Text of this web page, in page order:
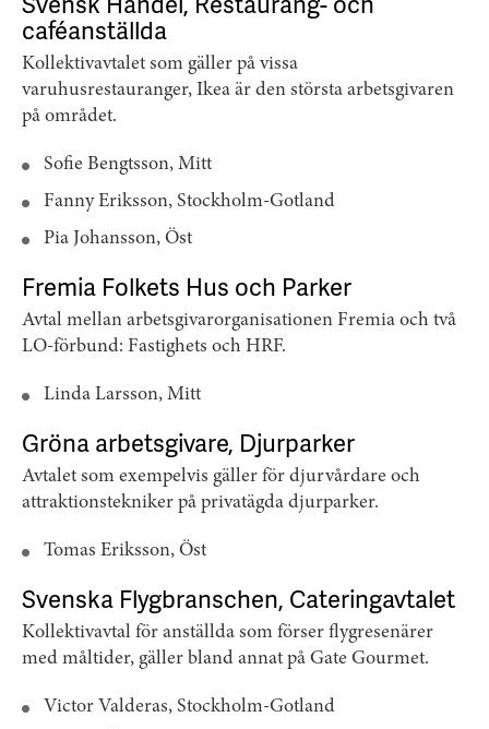
caféanställda
Kollektivavtalet som gäller på vissa
varuhusrestauranger, Ikea är den största arbetsgivaren
på området.
Sofie Bengtsson, Mitt
Fanny Eriksson, Stockholm-Gotland
Pia Johansson, Öst
Fremia Folkets Hus och Parker
Avtal mellan arbetsgivarorganisationen Fremia och två
LO-förbund: Fastighets och HRF.
Linda Larsson, Mitt
Gröna arbetsgivare, Djurparker
Avtalet som exempelvis gäller för djurvårdare och
attraktionstekniker på privatägda djurparker.
Tomas Eriksson, Öst
Svenska Flygbranschen, Cateringavtalet
Kollektivavtal för anställda som förser flygresenärer
med måltider, gäller bland annat på Gate Gourmet.
Victor Valderas, Stockholm-Gotland